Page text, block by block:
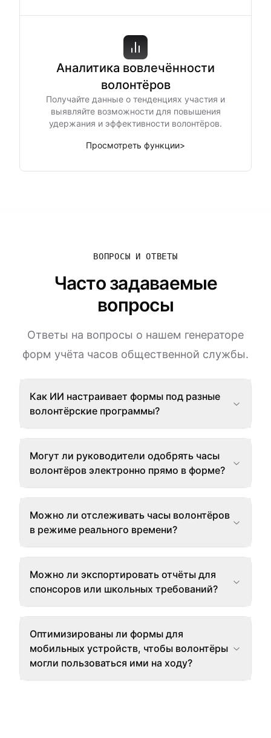
Аналитика вовлечённости
волонтёров
Получайте данные о тенденциях участия и
выявляйте возможности для повышения
удержания и эффективности волонтёров.
Просмотреть функции>
ВОПРОСЫ И ОТВЕТЫ
Часто задаваемые
вопросы
Ответы на вопросы о нашем генераторе
форм учёта часов общественной службы.
Как ИИ настраивает формы под разные
волонтёрские программы?
Могут ли руководители одобрять часы
волонтёров электронно прямо в форме?
Можно ли отслеживать часы волонтёров
в режиме реального времени?
Можно ли экспортировать отчёты для
спонсоров или школьных требований?
Оптимизированы ли формы для
мобильных устройств, чтобы волонтёры
могли пользоваться ими на ходу?